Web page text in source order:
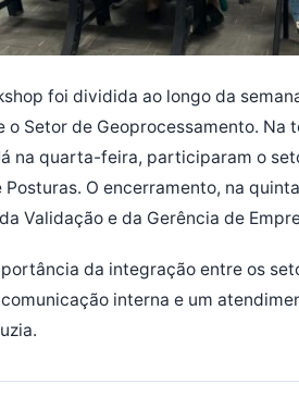
foi dividida ao longo da
o Setor de Geoprocessamento. Na
na quarta-feira, participaram o
Posturas. O encerramento, na
Validação e da Gerência de
da integração entre os
interna e um